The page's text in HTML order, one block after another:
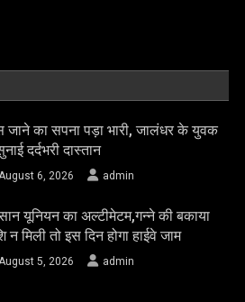
का सपना पड़ा भारी, जालंधर के युवक
दर्दभरी दास्तान
6, 2026 admin
यूनियन का अल्टीमेटम,गन्ने की बकाया
न मिली तो इस दिन होगा हाईवे जाम
5, 2026 admin